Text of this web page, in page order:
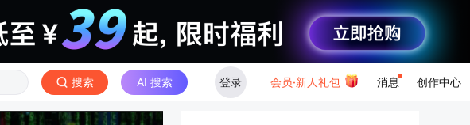
搜索 AI 搜索 登录 会员·新人礼包 消息 创作中心